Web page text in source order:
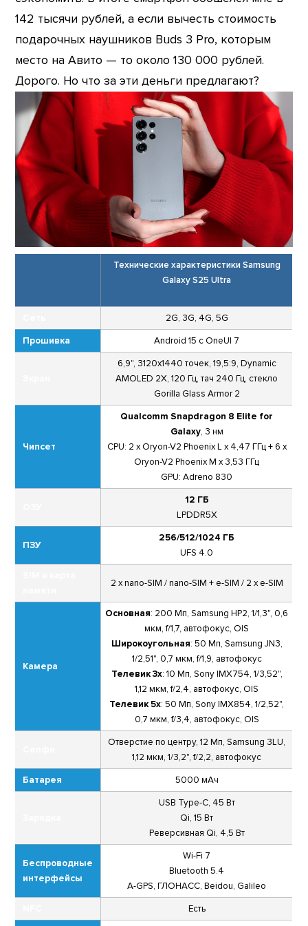
142 тысячи рублей, а если вычесть стоимость
подарочных наушников Buds 3 Pro, которым
место на Авито — то около 130 000 рублей.
Дорого. Но что за эти деньги предлагают?
Технические характеристики Samsung
Galaxy S25 Ultra
2G, 3G, 4G, 5G
Прошивка Android 15 c OneUI 7
6,9", 3120x1440 точек, 19,5:9, Dynamic
AMOLED 2X, 120 Гц, тач 240 Гц, стекло
Gorilla Glass Armor 2
Чипсет
Qualcomm Snapdragon 8 Elite for
Galaxy, 3 нм
CPU: 2 x Oryon-V2 Phoenix L x 4,47 ГГц + 6 x
Oryon-V2 Phoenix M x 3,53 ГГц
GPU: Adreno 830
12 ГБ
LPDDR5X
ПЗУ
256/512/1024 ГБ
UFS 4.0
2 x nano-SIM / nano-SIM + e-SIM / 2 x e-SIM
Камера
Основная: 200 Мп, Samsung HP2, 1/1,3", 0,6
мкм, f/1,7, автофокус, OIS
Широкоугольная: 50 Мп, Samsung JN3,
1/2,51", 0,7 мкм, f/1,9, автофокус
Телевик 3х: 10 Мп, Sony IMX754, 1/3,52",
1,12 мкм, f/2,4, автофокус, OIS
Телевик 5х: 50 Мп, Sony IMX854, 1/2,52",
0,7 мкм, f/3,4, автофокус, OIS
Отверстие по центру, 12 Мп, Samsung 3LU,
1,12 мкм, 1/3,2", f/2,2, автофокус
Батарея 5000 мАч
USB Type-C, 45 Вт
Qi, 15 Вт
Реверсивная Qi, 4,5 Вт
Беспроводные
интерфейсы
Wi-Fi 7
Bluetooth 5.4
A-GPS, ГЛОНАСС, Beidou, Galileo
Есть